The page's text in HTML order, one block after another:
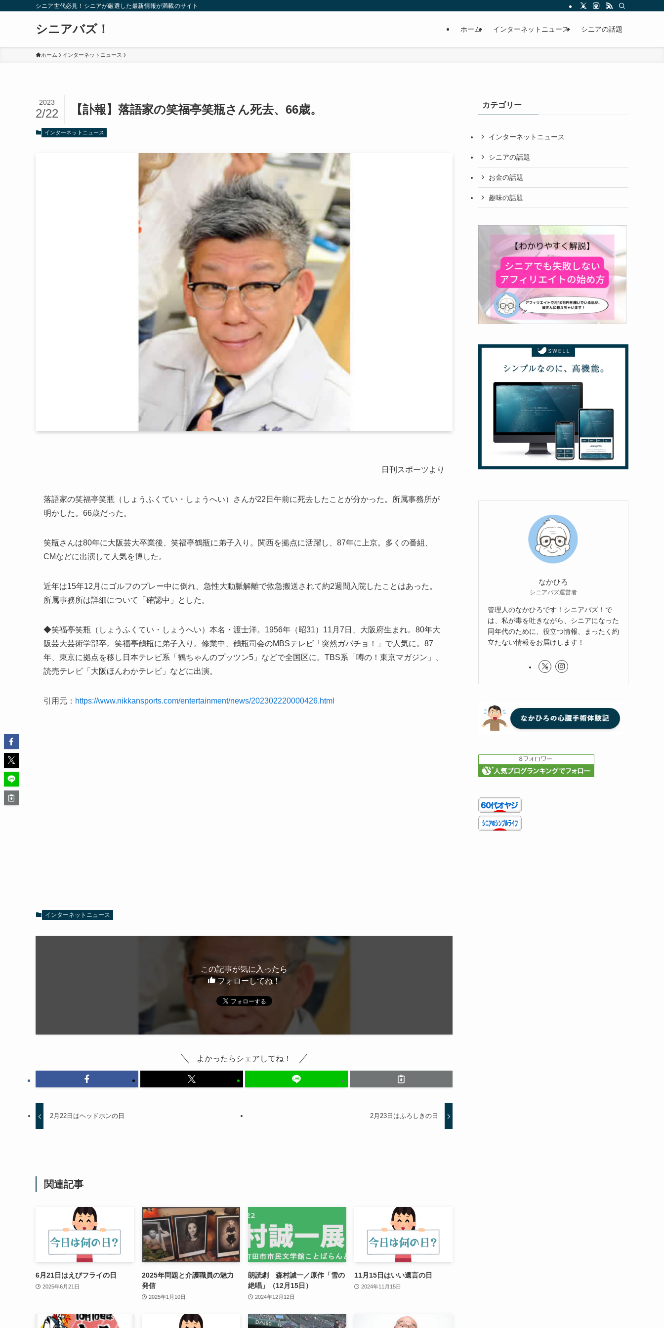
シニア世代必見！シニアが厳選した最新情報が満載のサイト
シニアバズ！ ホーム インターネットニュース シニアの話題
ホーム インターネットニュース
【訃報】落語家の笑福亭笑瓶さん死去、66歳。
2023
2/22
インターネットニュース
日刊スポーツより
落語家の笑福亭笑瓶（しょうふくてい・しょうへい）さんが22日午前に死去したことが分かった。所属事務所が
明かした。66歳だった。
笑瓶さんは80年に大阪芸大卒業後、笑福亭鶴瓶に弟子入り。関西を拠点に活躍し、87年に上京。多くの番組、
CMなどに出演して人気を博した。
近年は15年12月にゴルフのプレー中に倒れ、急性大動脈解離で救急搬送されて約2週間入院したことはあった。
所属事務所は詳細について「確認中」とした。
◆笑福亭笑瓶（しょうふくてい・しょうへい）本名・渡士洋。1956年（昭31）11月7日、大阪府生まれ。80年大
阪芸大芸術学部卒。笑福亭鶴瓶に弟子入り。修業中、鶴瓶司会のMBSテレビ「突然ガバチョ！」で人気に。87
年、東京に拠点を移し日本テレビ系「鶴ちゃんのプッツン5」などで全国区に。TBS系「噂の！東京マガジン」、
読売テレビ「大阪ほんわかテレビ」などに出演。
引用元： https://www.nikkansports.com/entertainment/news/202302220000426.html
インターネットニュース
この記事が気に入ったら
フォローしてね！
よかったらシェアしてね！
2月22日はヘッドホンの日 2月23日はふろしきの日
関連記事
6月21日はえびフライの日
2025年6月21日
2025年問題と介護職員の魅力
発信
2025年1月10日
朗読劇 森村誠一／原作「雪の
絶唱」（12月15日）
2024年12月12日
11月15日はいい遺言の日
2024年11月15日
カテゴリー
インターネットニュース
シニアの話題
お金の話題
趣味の話題
なかひろ
シニアバズ運営者
管理人のなかひろです！シニアバズ！で
は、私が毒を吐きながら、シニアになった
同年代のために、役立つ情報、まったく約
立たない情報をお届けします！